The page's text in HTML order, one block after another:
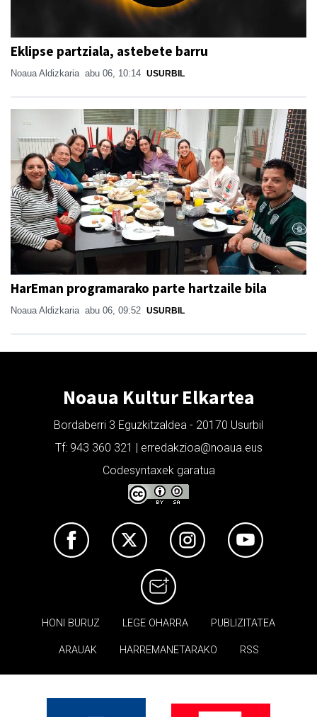
Eklipse partziala, astebete barru
Noaua Aldizkaria abu 06, 10:14 USURBIL
HarEman programarako parte hartzaile bila
Noaua Aldizkaria abu 06, 09:52 USURBIL
Noaua Kultur Elkartea
Bordaberri 3 Eguzkitzaldea - 20170 Usurbil
Tf: 943 360 321 | erredakzioa@noaua.eus
Codesyntaxek garatua
HONI BURUZ LEGE OHARRA PUBLIZITATEA
ARAUAK HARREMANETARAKO RSS